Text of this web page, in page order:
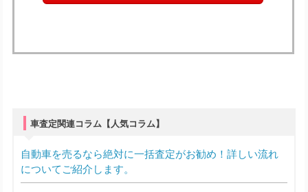
車査定関連コラム【人気コラム】
自動車を売るなら絶対に一括査定がお勧め！詳しい流れ
についてご紹介します。